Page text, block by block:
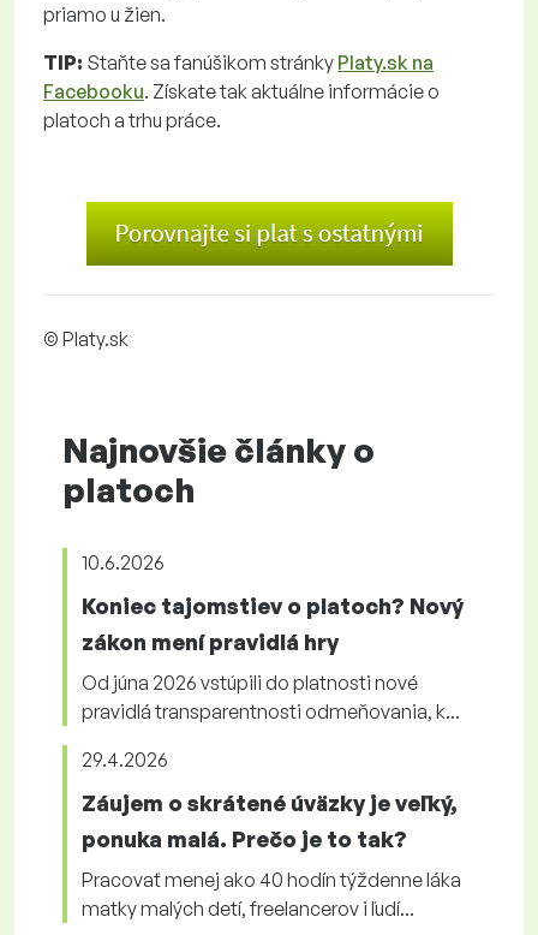
priamo u žien.
TIP: Staňte sa fanúšikom stránky Platy.sk na
Facebooku. Získate tak aktuálne informácie o
platoch a trhu práce.
© Platy.sk
Najnovšie články o
platoch
10.6.2026
Koniec tajomstiev o platoch? Nový
zákon mení pravidlá hry
Od júna 2026 vstúpili do platnosti nové
pravidlá transparentnosti odmeňovania, k...
29.4.2026
Záujem o skrátené úväzky je veľký,
ponuka malá. Prečo je to tak?
Pracovať menej ako 40 hodín týždenne láka
matky malých detí, freelancerov i ľudí...